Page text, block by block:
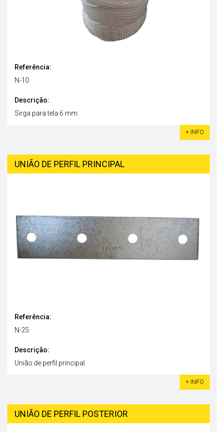
Referência:
N-10
Descrição:
Sirga para tela 6 mm.
+ INFO
UNIÃO DE PERFIL PRINCIPAL
Referência:
N-25
Descrição:
União de perfil principal.
+ INFO
UNIÃO DE PERFIL POSTERIOR